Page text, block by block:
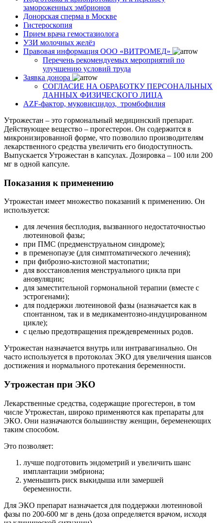
замороженных эмбрионов
Донорская сперма в Москве
Гистероскопия
Прием врача гемостазиолога
УЗИ молочных желёз
Правовая информация ООО «ВИТРОМЕД»
Перечень рекомендуемых мероприятий по
улучшению условий труда
Заявка донора
СОГЛАСИЕ НА ОБРАБОТКУ ПЕРСОНАЛЬНЫХ
ДАННЫХ ФИЗИЧЕСКОГО ЛИЦА
AZF-фактор, муковисцидоз, тромбофилия
Утрожестан – это гормональный медицинский препарат.
Действующее вещество – прогестерон. Он содержится в
микронизированной форме, что позволило производителям
лекарственного средства увеличить его биодоступность.
Выпускается Утрожестан в капсулах. Дозировка – 100 или 200
мг в одной капсуле.
Показания к применению
Утрожестан имеет множество показаний к применению. Он
используется:
для лечения бесплодия, вызванного недостаточностью
лютеиновой фазы;
при ПМС (предменструальном синдроме);
в пременопаузе (для симптоматического лечения);
при фиброзно-кистозной мастопатии;
для восстановления менструального цикла при
ановуляции;
для заместительной гормональной терапии (вместе с
эстрогенами);
для поддержки лютеиновой фазы (назначается как в
спонтанном, так и в медикаментозно-индуцированном
цикле);
с целью предотвращения преждевременных родов.
Утрожестан назначается внутрь или интравагинально. Он
часто используется в протоколах ЭКО для увеличения шансов
достижения и нормального протекания беременности.
Утрожестан при ЭКО
Лекарственные средства, содержащие прогестерон, в том
числе Утрожестан, широко применяются как препараты для
ЭКО. Они назначаются большинству женщин, беременеющих
таким способом.
Это позволяет:
лучше подготовить эндометрий и увеличить шанс
имплантации эмбриона;
уменьшить риск выкидыша или замершей
беременности.
Для ЭКО препарат назначается для поддержки лютеиновой
фазы по 200-600 мг в день (доза определяется врачом, исходя